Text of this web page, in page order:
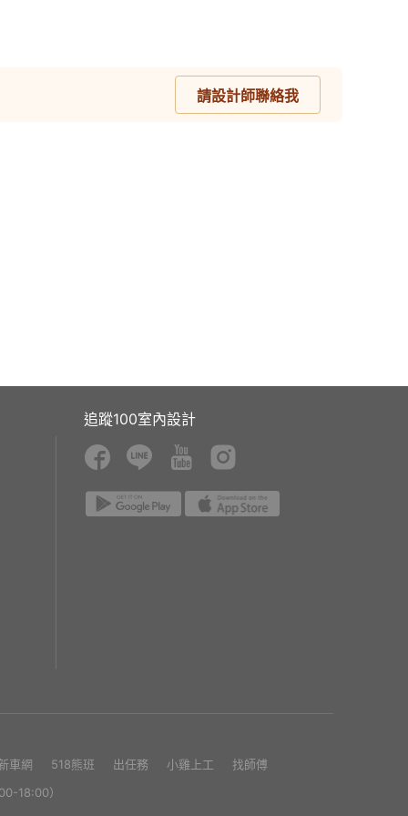
請設計師聯絡我
追蹤100室內設計
車網 518熊班 出任務 小雞上工
找師傅
18:00）